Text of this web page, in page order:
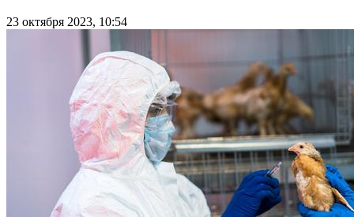
23 октября 2023, 10:54